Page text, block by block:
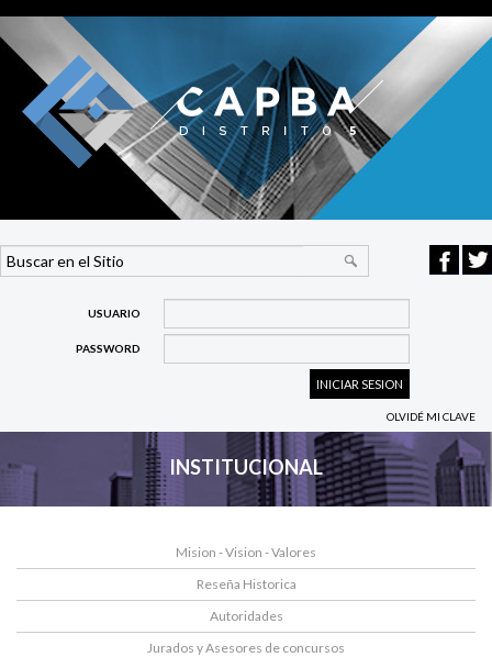
USUARIO
PASSWORD
OLVIDÉ MI CLAVE
INSTITUCIONAL
Mision - Vision - Valores
Reseña Historica
Autoridades
Jurados y Asesores de concursos